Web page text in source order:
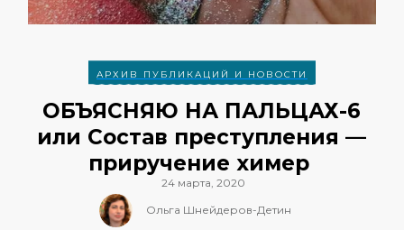
АРХИВ ПУБЛИКАЦИЙ И НОВОСТИ
ОБЪЯСНЯЮ НА ПАЛЬЦАХ-6
или Состав преступления —
приручение химер
24 марта, 2020
Ольга Шнейдеров-Детин